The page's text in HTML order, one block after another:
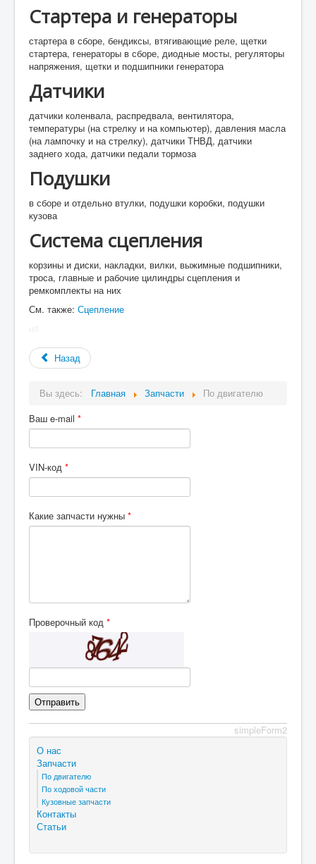
Стартера и генераторы
стартера в сборе, бендиксы, втягивающие реле, щетки
стартера, генераторы в сборе, диодные мосты, регуляторы
напряжения, щетки и подшипники генератора
Датчики
датчики коленвала, распредвала, вентилятора,
температуры (на стрелку и на компьютер), давления масла
(на лампочку и на стрелку), датчики ТНВД, датчики
заднего хода, датчики педали тормоза
Подушки
в сборе и отдельно втулки, подушки коробки, подушки
кузова
Система сцепления
корзины и диски, накладки, вилки, выжимные подшипники,
троса, главные и рабочие цилиндры сцепления и
ремкомплекты на них
См. также: Сцепление
Назад
Вы здесь: Главная Запчасти
По двигателю
Ваш e-mail *
VIN-код *
Какие запчасти нужны *
Проверочный код *
simpleForm2
О нас
Запчасти
По двигателю
По ходовой части
Кузовные запчасти
Контакты
Статьи